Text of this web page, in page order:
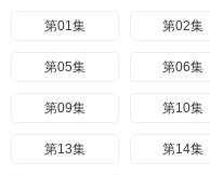
第01集 第02集
第05集 第06集
第09集 第10集
第13集 第14集